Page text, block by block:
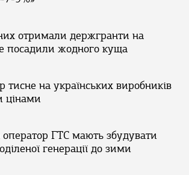
отримали держгранти на
посадили жодного куща
тисне на українських виробників
цінами
оператор ГТС мають збудувати
генерації до зими